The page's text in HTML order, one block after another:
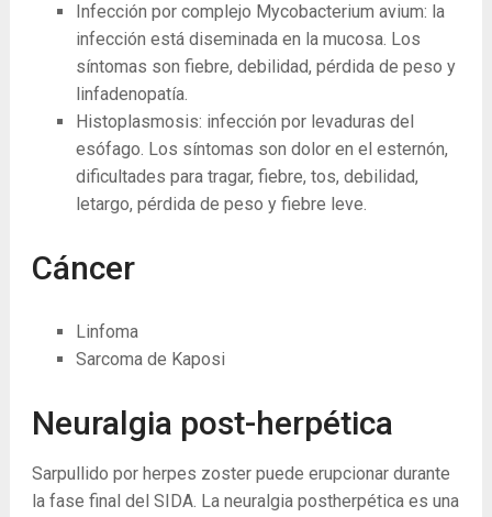
Infección por complejo Mycobacterium avium: la
infección está diseminada en la mucosa. Los
síntomas son fiebre, debilidad, pérdida de peso y
linfadenopatía.
Histoplasmosis: infección por levaduras del
esófago. Los síntomas son dolor en el esternón,
dificultades para tragar, fiebre, tos, debilidad,
letargo, pérdida de peso y fiebre leve.
Cáncer
Linfoma
Sarcoma de Kaposi
Neuralgia post-herpética
Sarpullido por herpes zoster puede erupcionar durante
la fase final del SIDA. La neuralgia postherpética es una